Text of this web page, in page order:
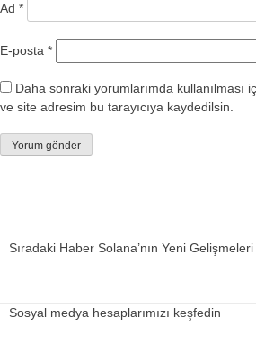
Ad *
E-posta *
Daha sonraki yorumlarımda kullanılması
ve site adresim bu tarayıcıya kaydedilsin.
Sıradaki Haber Solana’nın Yeni
Sosyal medya hesaplarımızı keşfedin